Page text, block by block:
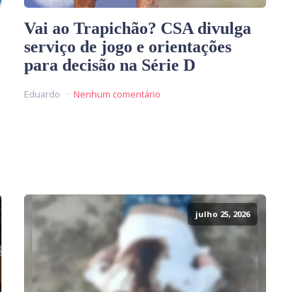
Vai ao Trapichão? CSA divulga
serviço de jogo e orientações
para decisão na Série D
Eduardo Nenhum comentário
julho 25, 2026